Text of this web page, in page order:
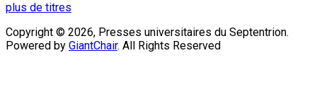
plus de titres
Copyright © 2026, Presses universitaires du Septentrion.
Powered by GiantChair. All Rights Reserved